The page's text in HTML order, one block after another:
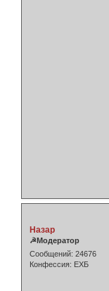
Назар
☭Модератор
Сообщений: 24676
Конфессия: ЕХБ